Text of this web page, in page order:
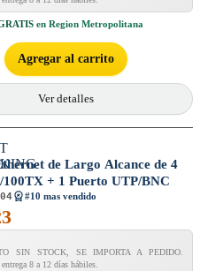
en Region Metropolitana
Agregar al carrito
Ver detalles
de Largo Alcance de 4
100TX + 1 Puerto UTP/BNC
#10 mas vendido
SIN STOCK, SE IMPORTA A PEDIDO.
8 a 12 días hábiles.